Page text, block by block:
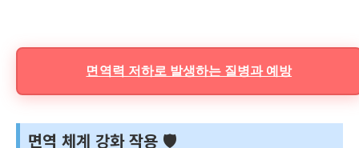
면역력 저하로 발생하는 질병과 예방
면역 체계 강화 작용 🛡️